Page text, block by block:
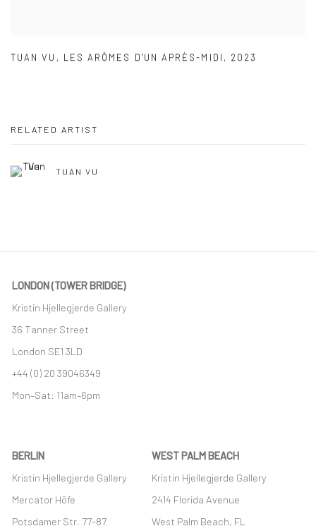
TUAN VU , LES ARÔMES D'UN APRÈS-MIDI , 2023
RELATED ARTIST
TUAN VU
LONDON (TOWER BRIDGE)
Kristin Hjellegjerde Gallery
36 Tanner Street
London SE1 3LD
+44 (0) 20 39046349
Mon–Sat: 11am–6pm
BERLIN
Kristin Hjellegjerde Gallery
Mercator Höfe
Potsdamer Str. 77-87
WEST PALM BEACH
Kristin Hjellegjerde Gallery
2414 Florida Avenue
West Palm Beach, FL